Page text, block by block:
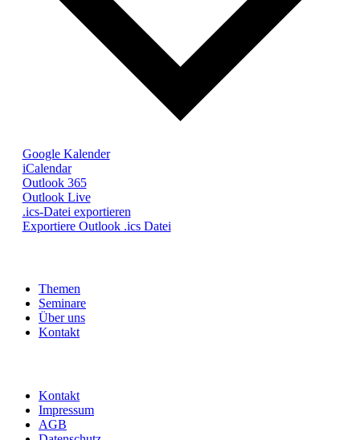
Google Kalender
iCalendar
Outlook 365
Outlook Live
.ics-Datei exportieren
Exportiere Outlook .ics Datei
Themen
Seminare
Über uns
Kontakt
Kontakt
Impressum
AGB